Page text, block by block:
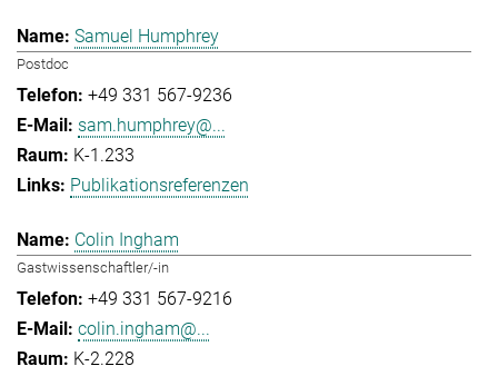
Samuel Humphrey
Postdoc
+49 331 567-9236
sam.humphrey@...
K-1.233
Publikationsreferenzen
Colin Ingham
Gastwissenschaftler/-in
+49 331 567-9216
colin.ingham@...
K-2.228